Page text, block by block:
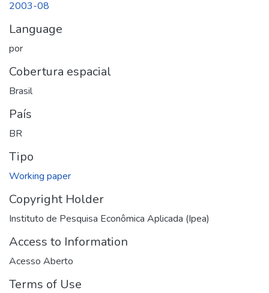
2003-08
Language
por
Cobertura espacial
Brasil
País
BR
Tipo
Working paper
Copyright Holder
Instituto de Pesquisa Econômica Aplicada (Ipea)
Access to Information
Acesso Aberto
Terms of Use